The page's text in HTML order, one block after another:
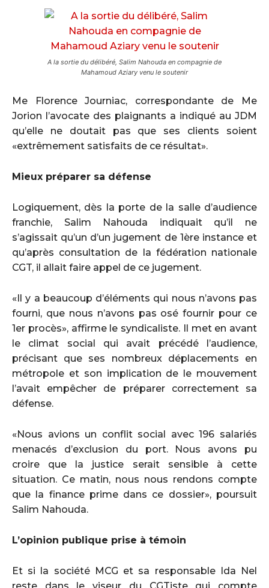
A la sortie du délibéré, Salim Nahouda en compagnie de
Mahamoud Aziary venu le soutenir
Me Florence Journiac, correspondante de Me
Jorion l’avocate des plaignants a indiqué au JDM
qu’elle ne doutait pas que ses clients soient
«extrêmement satisfaits de ce résultat».
Mieux préparer sa défense
Logiquement, dès la porte de la salle d’audience
franchie, Salim Nahouda indiquait qu’il ne
s’agissait qu’un d’un jugement de 1ère instance et
qu’après consultation de la fédération nationale
CGT, il allait faire appel de ce jugement.
«Il y a beaucoup d’éléments qui nous n’avons pas
fourni, que nous n’avons pas osé fournir pour ce
1er procès», affirme le syndicaliste. Il met en avant
le climat social qui avait précédé l’audience,
précisant que ses nombreux déplacements en
métropole et son implication de le mouvement
l’avait empêcher de préparer correctement sa
défense.
«Nous avions un conflit social avec 196 salariés
menacés d’exclusion du port. Nous avons pu
croire que la justice serait sensible à cette
situation. Ce matin, nous nous rendons compte
que la finance prime dans ce dossier», poursuit
Salim Nahouda.
L’opinion publique prise à témoin
Et si la société MCG et sa responsable Ida Nel
reste dans le viseur du CGTiste qui compte